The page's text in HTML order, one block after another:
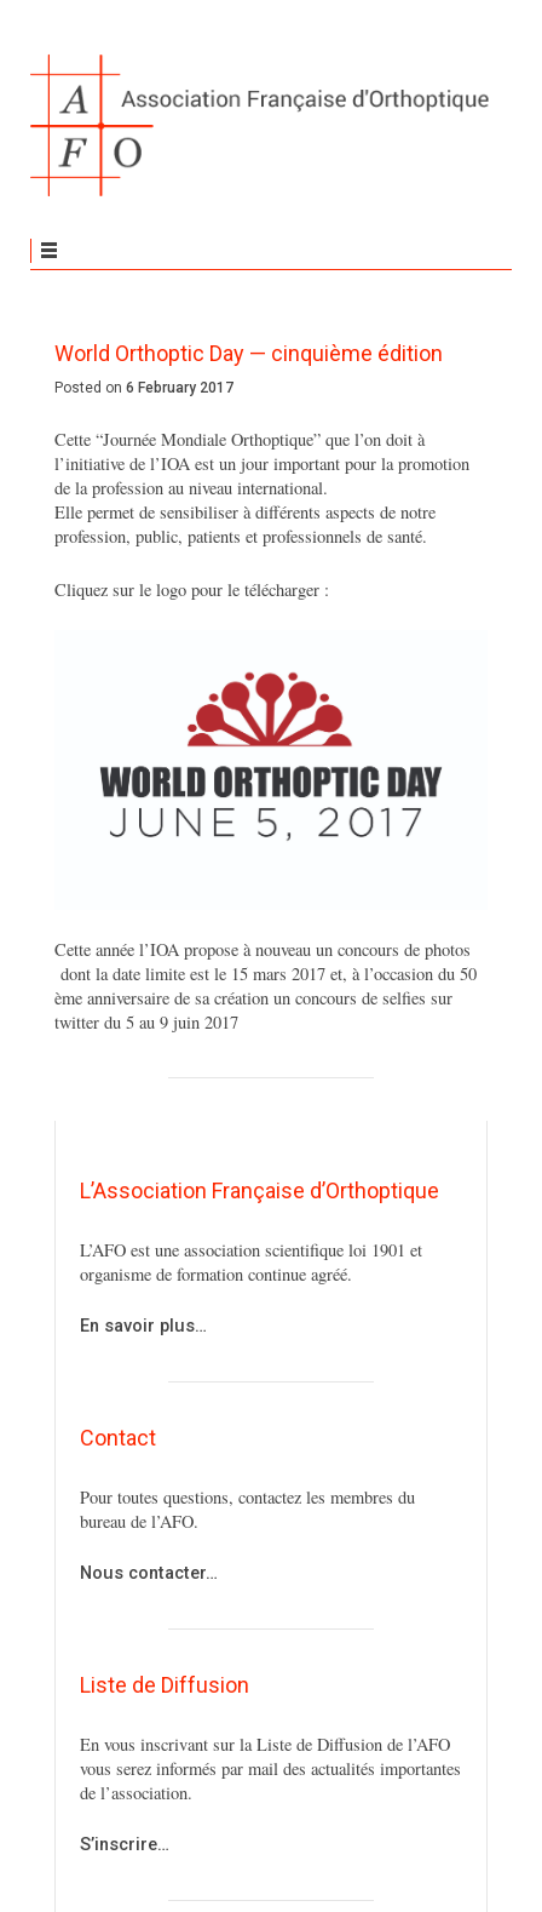
World Orthoptic Day — cinquième édition
Posted on 6 February 2017
Cette “Journée Mondiale Orthoptique” que l’on doit à
l’initiative de l’IOA est un jour important pour la promotion
de la profession au niveau international.
Elle permet de sensibiliser à différents aspects de notre
profession, public, patients et professionnels de santé.
Cliquez sur le logo pour le télécharger :
Cette année l’IOA propose à nouveau un concours de photos
dont la date limite est le 15 mars 2017 et, à l’occasion du 50
ème anniversaire de sa création un concours de selfies sur
twitter du 5 au 9 juin 2017
L’Association Française d’Orthoptique
L’AFO est une association scientifique loi 1901 et
organisme de formation continue agréé.
En savoir plus…
Contact
Pour toutes questions, contactez les membres du
bureau de l’AFO.
Nous contacter…
Liste de Diffusion
En vous inscrivant sur la Liste de Diffusion de l’AFO
vous serez informés par mail des actualités importantes
de l’association.
S’inscrire…